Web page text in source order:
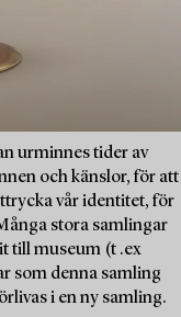
urminnes tider av
och känslor, för att
vår identitet, för
stora samlingar
till museum (t .ex
som denna samling
i en ny samling.